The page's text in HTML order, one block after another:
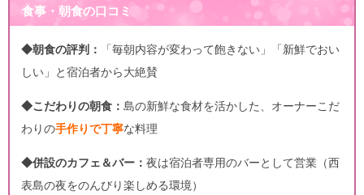
食事・朝食の口コミ
◆朝食の評判：
「毎朝内容が変わって飽きない」「新鮮でおい
しい」と宿泊者から大絶賛
◆こだわりの朝食： 島の新鮮な食材を活かした、オーナーこだ
わりの手作りで丁寧な料理
◆併設のカフェ＆バー： 夜は宿泊者専用のバーとして営業（西
表島の夜をのんびり楽しめる環境）